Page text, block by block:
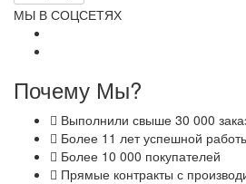
МЫ В СОЦСЕТЯХ
Почему Мы?
Выполнили свыше 30 000
Более 11 лет успешной
Более 10 000 покупателей
Прямые контракты с